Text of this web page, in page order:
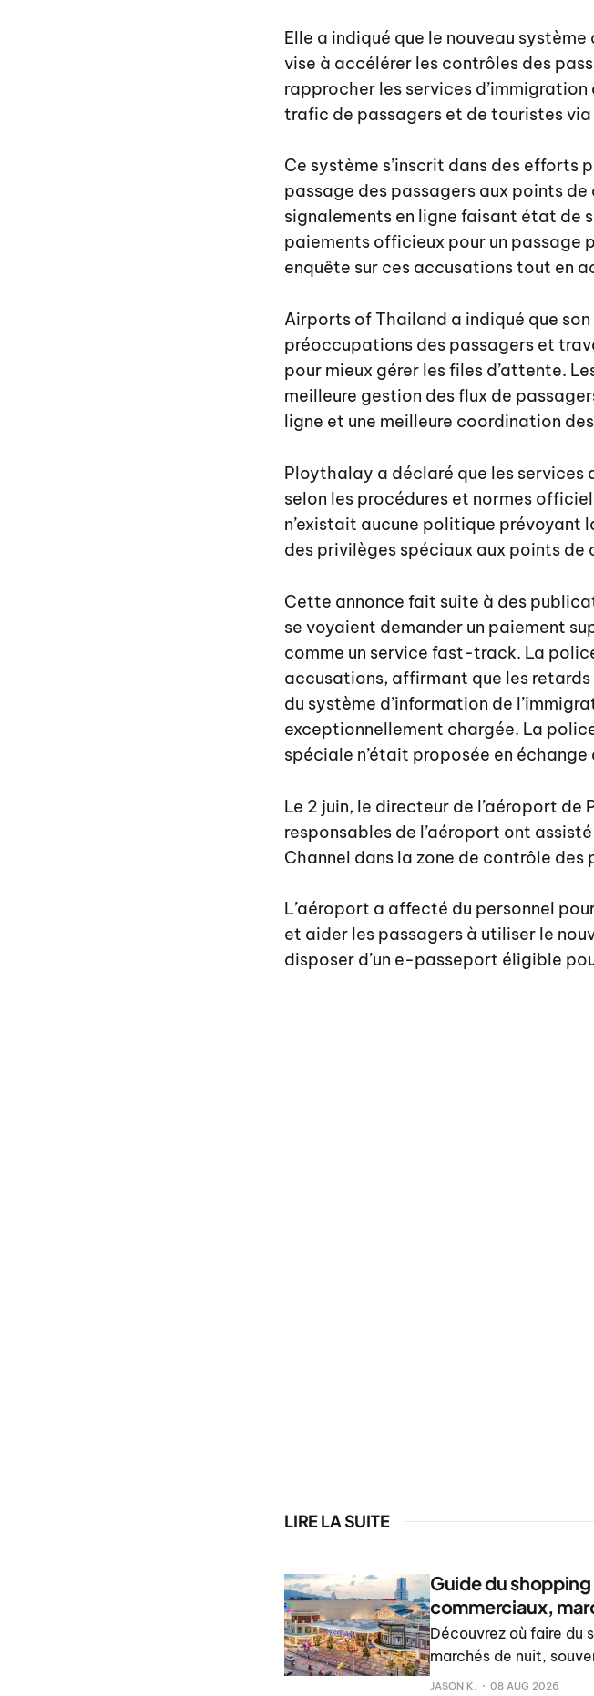
Elle a indiqué que le nouveau
vise à accélérer les contrôles des
rapprocher les services
trafic de passagers et de touristes
Ce système s’inscrit dans des efforts
passage des passagers aux points
signalements en ligne faisant état de
paiements officieux pour un passage
enquête sur ces accusations tout en
Airports of Thailand a indiqué que
préoccupations des passagers et
pour mieux gérer les files d’attente.
meilleure gestion des flux de
ligne et une meilleure coordination
Ploythalay a déclaré que les services
selon les procédures et normes
n’existait aucune politique
des privilèges spéciaux aux points de
Cette annonce fait suite à des
se voyaient demander un paiement
comme un service fast-track. La
accusations, affirmant que les
du système d’information de
exceptionnellement chargée. La
spéciale n’était proposée en
Le 2 juin, le directeur de l’aéroport de
responsables de l’aéroport ont
Channel dans la zone de contrôle
L’aéroport a affecté du personnel
et aider les passagers à utiliser le
disposer d’un e-passeport éligible
LIRE LA SUITE
Guide du
commerciaux,
Découvrez où faire du
marchés de nuit,
chaque zone
JASON K. 08 AUG 2026